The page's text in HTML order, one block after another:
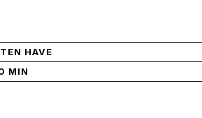
HAVE
MIN